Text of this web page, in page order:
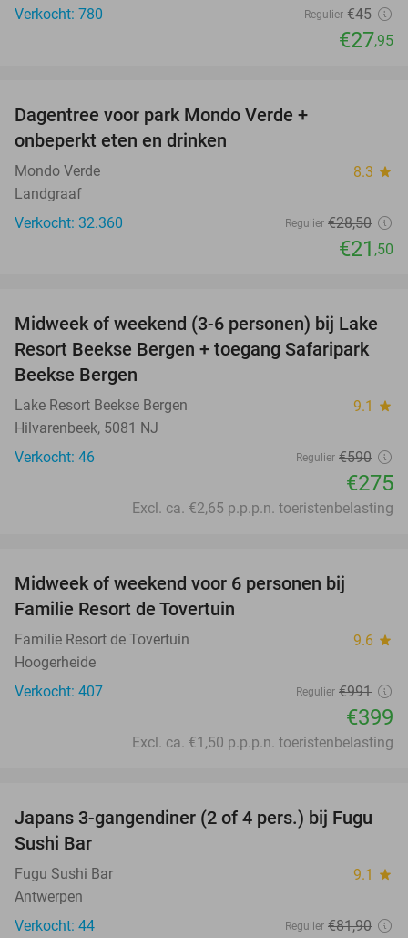
Verkocht: 780
Regulier €45
€27,95
Dagentree voor park Mondo Verde +
onbeperkt eten en drinken
Mondo Verde 8.3 star
Landgraaf
Verkocht: 32.360
Regulier €28,50
€21 ,50
53%
Midweek of weekend (3-6 personen) bij Lake
Resort Beekse Bergen + toegang Safaripark
Beekse Bergen
Lake Resort Beekse Bergen 9.1 star
Hilvarenbeek, 5081 NJ
Verkocht: 46
Regulier €590
€275
Excl. ca. €2,65 p.p.p.n. toeristenbelasting
Midweek of weekend voor 6 personen bij
Familie Resort de Tovertuin
Familie Resort de Tovertuin 9.6 star
Hoogerheide
Verkocht: 407
Regulier €991
€399
Excl. ca. €1,50 p.p.p.n. toeristenbelasting
46%
Japans 3-gangendiner (2 of 4 pers.) bij Fugu
Sushi Bar
Fugu Sushi Bar 9.1 star
Antwerpen
Verkocht: 44
Regulier €81,90